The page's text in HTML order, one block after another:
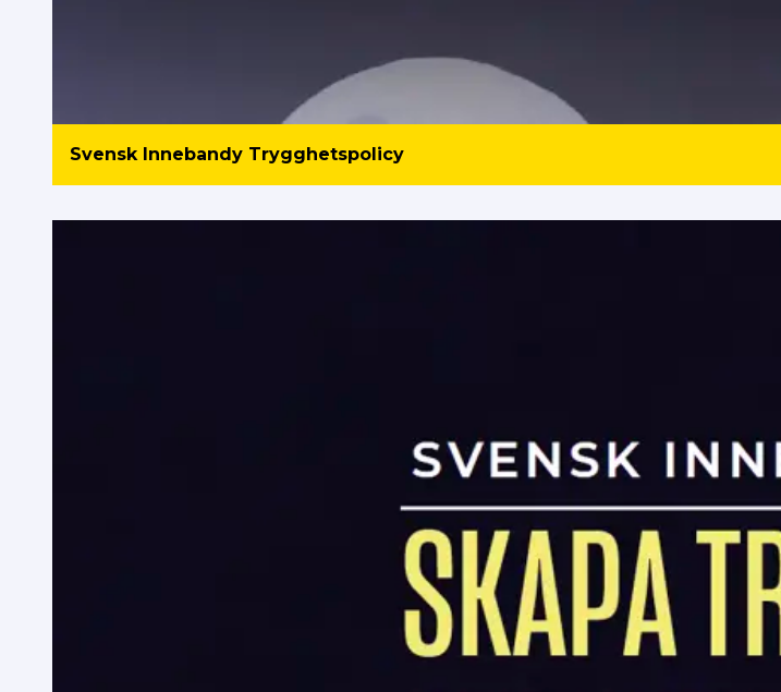
Svensk Innebandy Trygghetspolicy